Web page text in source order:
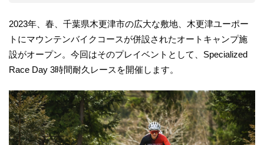
2023年、春、千葉県木更津市の広大な敷地、木更津ユーポー
トにマウンテンバイクコースが併設されたオートキャンプ施
設がオープン。今回はそのプレイベントとして、Specialized
Race Day 3時間耐久レースを開催します。